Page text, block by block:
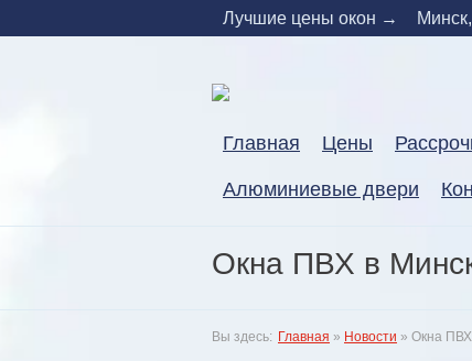
Лучшие цены окон →
Главная Цены
Алюминиевые двери
Окна ПВХ в
Вы здесь: Главная » Новости » Окна ПВХ